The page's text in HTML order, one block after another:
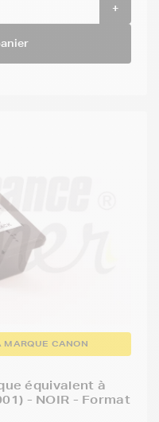
+
MARQUE CANON
équivalent à
- NOIR - Format